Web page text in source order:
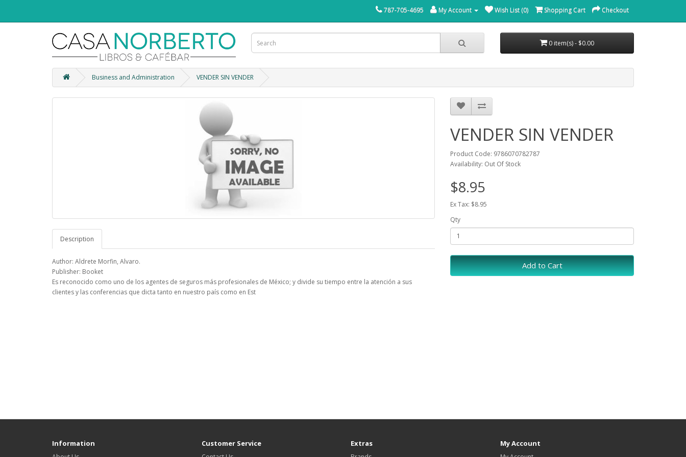
787-705-4695 My Account Wish List (0) Shopping Cart Checkout
0 item(s) - $0.00
Business and Administration VENDER SIN VENDER
Description
Author: Aldrete Morfin, Alvaro.
Publisher: Booket
Es reconocido como uno de los agentes de seguros más profesionales de México; y divide su tiempo entre la atención a sus
clientes y las conferencias que dicta tanto en nuestro país como en Est
VENDER SIN VENDER
Product Code: 9786070782787
Availability: Out Of Stock
$8.95
Ex Tax: $8.95
Qty
Add to Cart
Information Customer Service Extras My Account